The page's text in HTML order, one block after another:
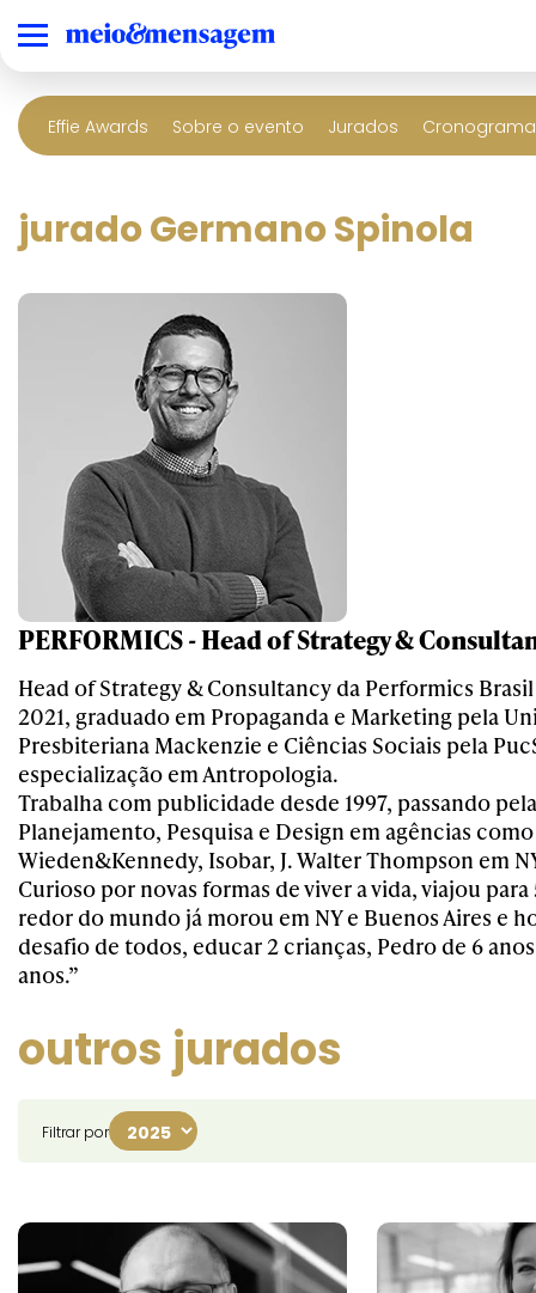
Effie Awards Sobre o evento Jurados
jurado Germano Spinola
PERFORMICS - Head of Strategy &
Head of Strategy & Consultancy da Performics
2021, graduado em Propaganda e Marketing pela
Presbiteriana Mackenzie e Ciências Sociais pela
especialização em Antropologia.
Trabalha com publicidade desde 1997, passando
Planejamento, Pesquisa e Design em agências
Wieden&Kennedy, Isobar, J. Walter Thompson em
Curioso por novas formas de viver a vida, viajou para
redor do mundo já morou em NY e Buenos Aires e
desafio de todos, educar 2 crianças, Pedro de 6
anos.”
outros jurados
Filtrar por